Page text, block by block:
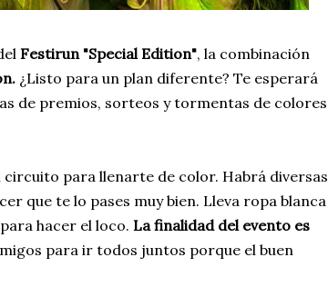
Festirun "Special Edition", la combinación
¿Listo para un plan diferente? Te esperará
de premios, sorteos y tormentas de colores
para llenarte de color. Habrá diversas
que te lo pases muy bien. Lleva ropa blanca
hacer el loco. La finalidad del evento es
para ir todos juntos porque el buen